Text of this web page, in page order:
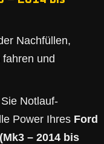
Nachfüllen,
und
Notlauf-
Power Ihres Ford
– 2014 bis